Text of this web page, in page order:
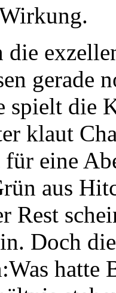
gerade
spielt die
klaut
eine
aus
Rest
Doch